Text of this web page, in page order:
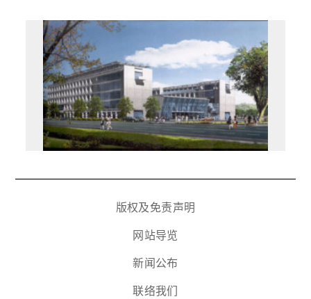
版权及免责声明
网站导览
新闻公布
联络我们